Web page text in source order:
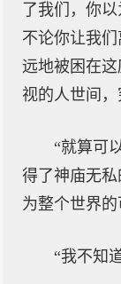
了我们，你
不论你让我
远地被困在
视的人世间
“就算可
得了神庙无
为整个世界
“我不知